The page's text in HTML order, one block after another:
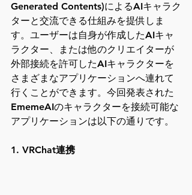
Generated Contents)によるAIキャラク
ターと交流できる仕組みを提供しま
す。ユーザーは自身が作成したAIキャ
ラクター、または他のクリエイターが
外部接続を許可したAIキャラクターを
さまざまなアプリケーションへ連れて
行くことができます。今回発表された
EmemeAIのキャラクターを接続可能な
アプリケーションは以下の通りです。
1. VRChat連携